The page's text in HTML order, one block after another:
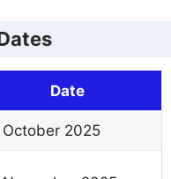
Date
October 2025